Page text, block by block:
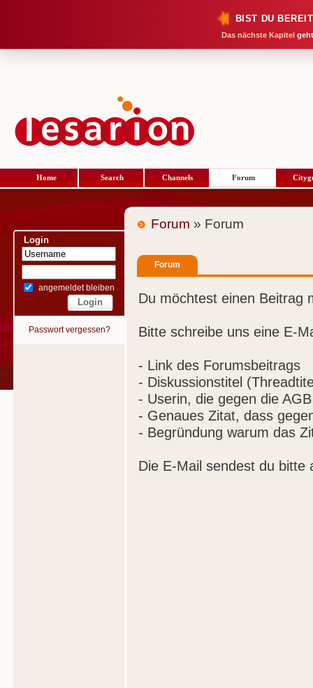
BIST DU
Das nächste Kapitel
Home Search Channels Forum
Login
angemeldet bleiben
Passwort vergessen?
Forum » Forum
Forum
Du möchtest einen Beitrag
Bitte schreibe uns eine E-
- Link des Forumsbeitrags
- Diskussionstitel
- Userin, die gegen die
- Genaues Zitat, dass
- Begründung warum das
Die E-Mail sendest du bitte